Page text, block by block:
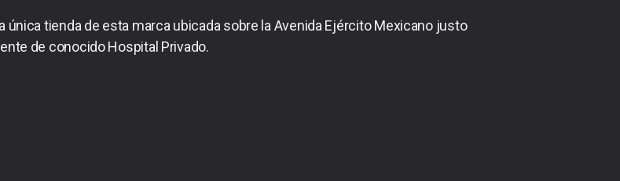
única tienda de esta marca ubicada sobre la Avenida Ejército Mexicano justo
de conocido Hospital Privado.